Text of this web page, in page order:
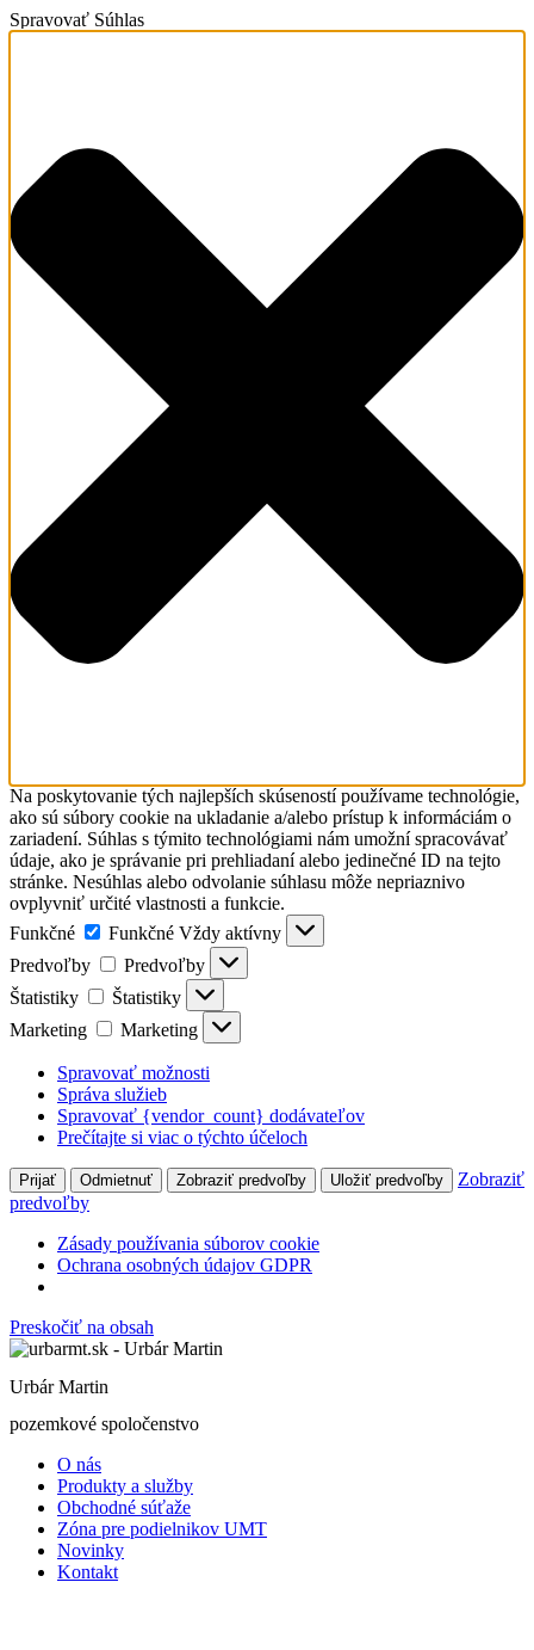
Spravovať Súhlas
Na poskytovanie tých najlepších skúseností používame technológie,
ako sú súbory cookie na ukladanie a/alebo prístup k informáciám o
zariadení. Súhlas s týmito technológiami nám umožní spracovávať
údaje, ako je správanie pri prehliadaní alebo jedinečné ID na tejto
stránke. Nesúhlas alebo odvolanie súhlasu môže nepriaznivo
ovplyvniť určité vlastnosti a funkcie.
Funkčné
Funkčné Vždy aktívny
Predvoľby
Predvoľby
Štatistiky
Štatistiky
Marketing
Marketing
Spravovať možnosti
Správa služieb
Spravovať {vendor_count} dodávateľov
Prečítajte si viac o týchto účeloch
Prijať Odmietnuť Zobraziť predvoľby Uložiť predvoľby
Zobraziť
predvoľby
Zásady používania súborov cookie
Ochrana osobných údajov GDPR
Preskočiť na obsah
Urbár Martin
pozemkové spoločenstvo
O nás
Produkty a služby
Obchodné súťaže
Zóna pre podielnikov UMT
Novinky
Kontakt